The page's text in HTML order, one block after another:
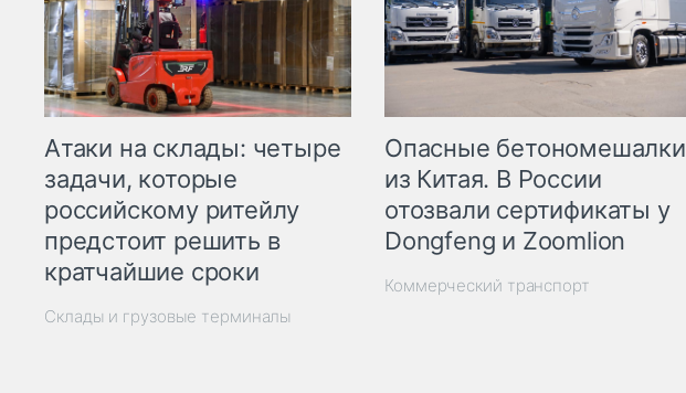
Атаки на склады: четыре
задачи, которые
российскому ритейлу
предстоит решить в
кратчайшие сроки
Склады и грузовые терминалы
Опасные бетономешалки
из Китая. В России
отозвали сертификаты у
Dongfeng и Zoomlion
Коммерческий транспорт